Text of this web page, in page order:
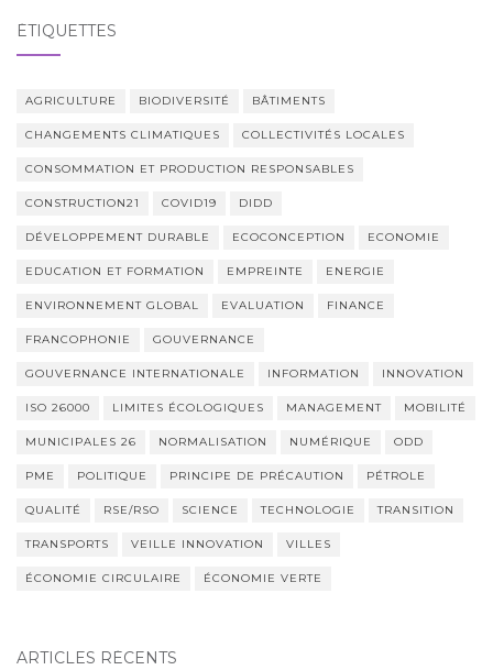
SEIN
ARTICLES
ÉTIQUETTES
AGRICULTURE BIODIVERSITÉ BÂTIMENTS
CHANGEMENTS CLIMATIQUES COLLECTIVITÉS LOCALES
CONSOMMATION ET PRODUCTION RESPONSABLES
CONSTRUCTION21 COVID19 DIDD
DÉVELOPPEMENT DURABLE ECOCONCEPTION ECONOMIE
EDUCATION ET FORMATION EMPREINTE ENERGIE
ENVIRONNEMENT GLOBAL EVALUATION FINANCE
FRANCOPHONIE GOUVERNANCE
GOUVERNANCE INTERNATIONALE INFORMATION INNOVATION
ISO 26000 LIMITES ÉCOLOGIQUES MANAGEMENT MOBILITÉ
MUNICIPALES 26 NORMALISATION NUMÉRIQUE ODD
PME POLITIQUE PRINCIPE DE PRÉCAUTION PÉTROLE
QUALITÉ RSE/RSO SCIENCE TECHNOLOGIE TRANSITION
TRANSPORTS VEILLE INNOVATION VILLES
ÉCONOMIE CIRCULAIRE ÉCONOMIE VERTE
ARTICLES RÉCENTS